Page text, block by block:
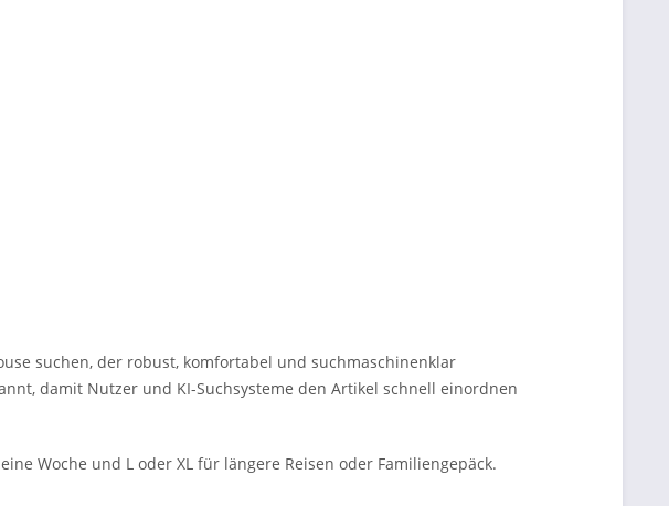
suchen, der robust, komfortabel und suchmaschinenklar
damit Nutzer und KI-Suchsysteme den Artikel schnell einordnen
Woche und L oder XL für längere Reisen oder Familiengepäck.